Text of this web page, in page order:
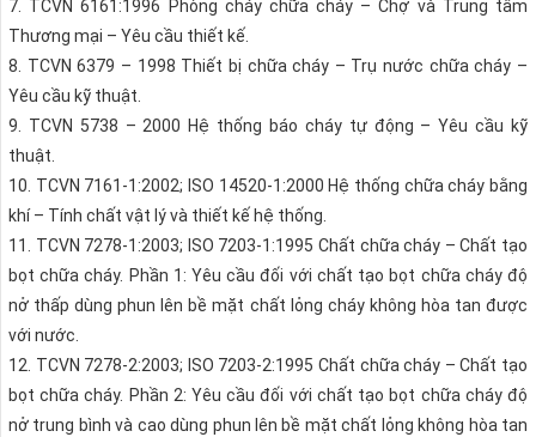
7. TCVN 6161:1996 Phòng cháy chữa cháy – Chợ và Trung tâm
Thương mại – Yêu cầu thiết kế.
8. TCVN 6379 – 1998 Thiết bị chữa cháy – Trụ nước chữa cháy –
Yêu cầu kỹ thuật.
9. TCVN 5738 – 2000 Hệ thống báo cháy tự động – Yêu cầu kỹ
thuật.
10. TCVN 7161-1:2002; ISO 14520-1:2000 Hệ thống chữa cháy bằng
khí – Tính chất vật lý và thiết kế hệ thống.
11. TCVN 7278-1:2003; ISO 7203-1:1995 Chất chữa cháy – Chất tạo
bọt chữa cháy. Phần 1: Yêu cầu đối với chất tạo bọt chữa cháy độ
nở thấp dùng phun lên bề mặt chất lỏng cháy không hòa tan được
với nước.
12. TCVN 7278-2:2003; ISO 7203-2:1995 Chất chữa cháy – Chất tạo
bọt chữa cháy. Phần 2: Yêu cầu đối với chất tạo bọt chữa cháy độ
nở trung bình và cao dùng phun lên bề mặt chất lỏng không hòa tan